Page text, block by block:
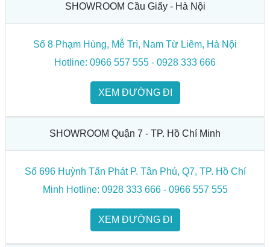
SHOWROOM Cầu Giấy - Hà Nội
Số 8 Phạm Hùng, Mễ Trì, Nam Từ Liêm, Hà Nội
Hotline: 0966 557 555 - 0928 333 666
XEM ĐƯỜNG ĐI
SHOWROOM Quận 7 - TP. Hồ Chí Minh
Số 696 Huỳnh Tấn Phát P. Tân Phú, Q7, TP. Hồ Chí
Minh Hotline: 0928 333 666 - 0966 557 555
XEM ĐƯỜNG ĐI